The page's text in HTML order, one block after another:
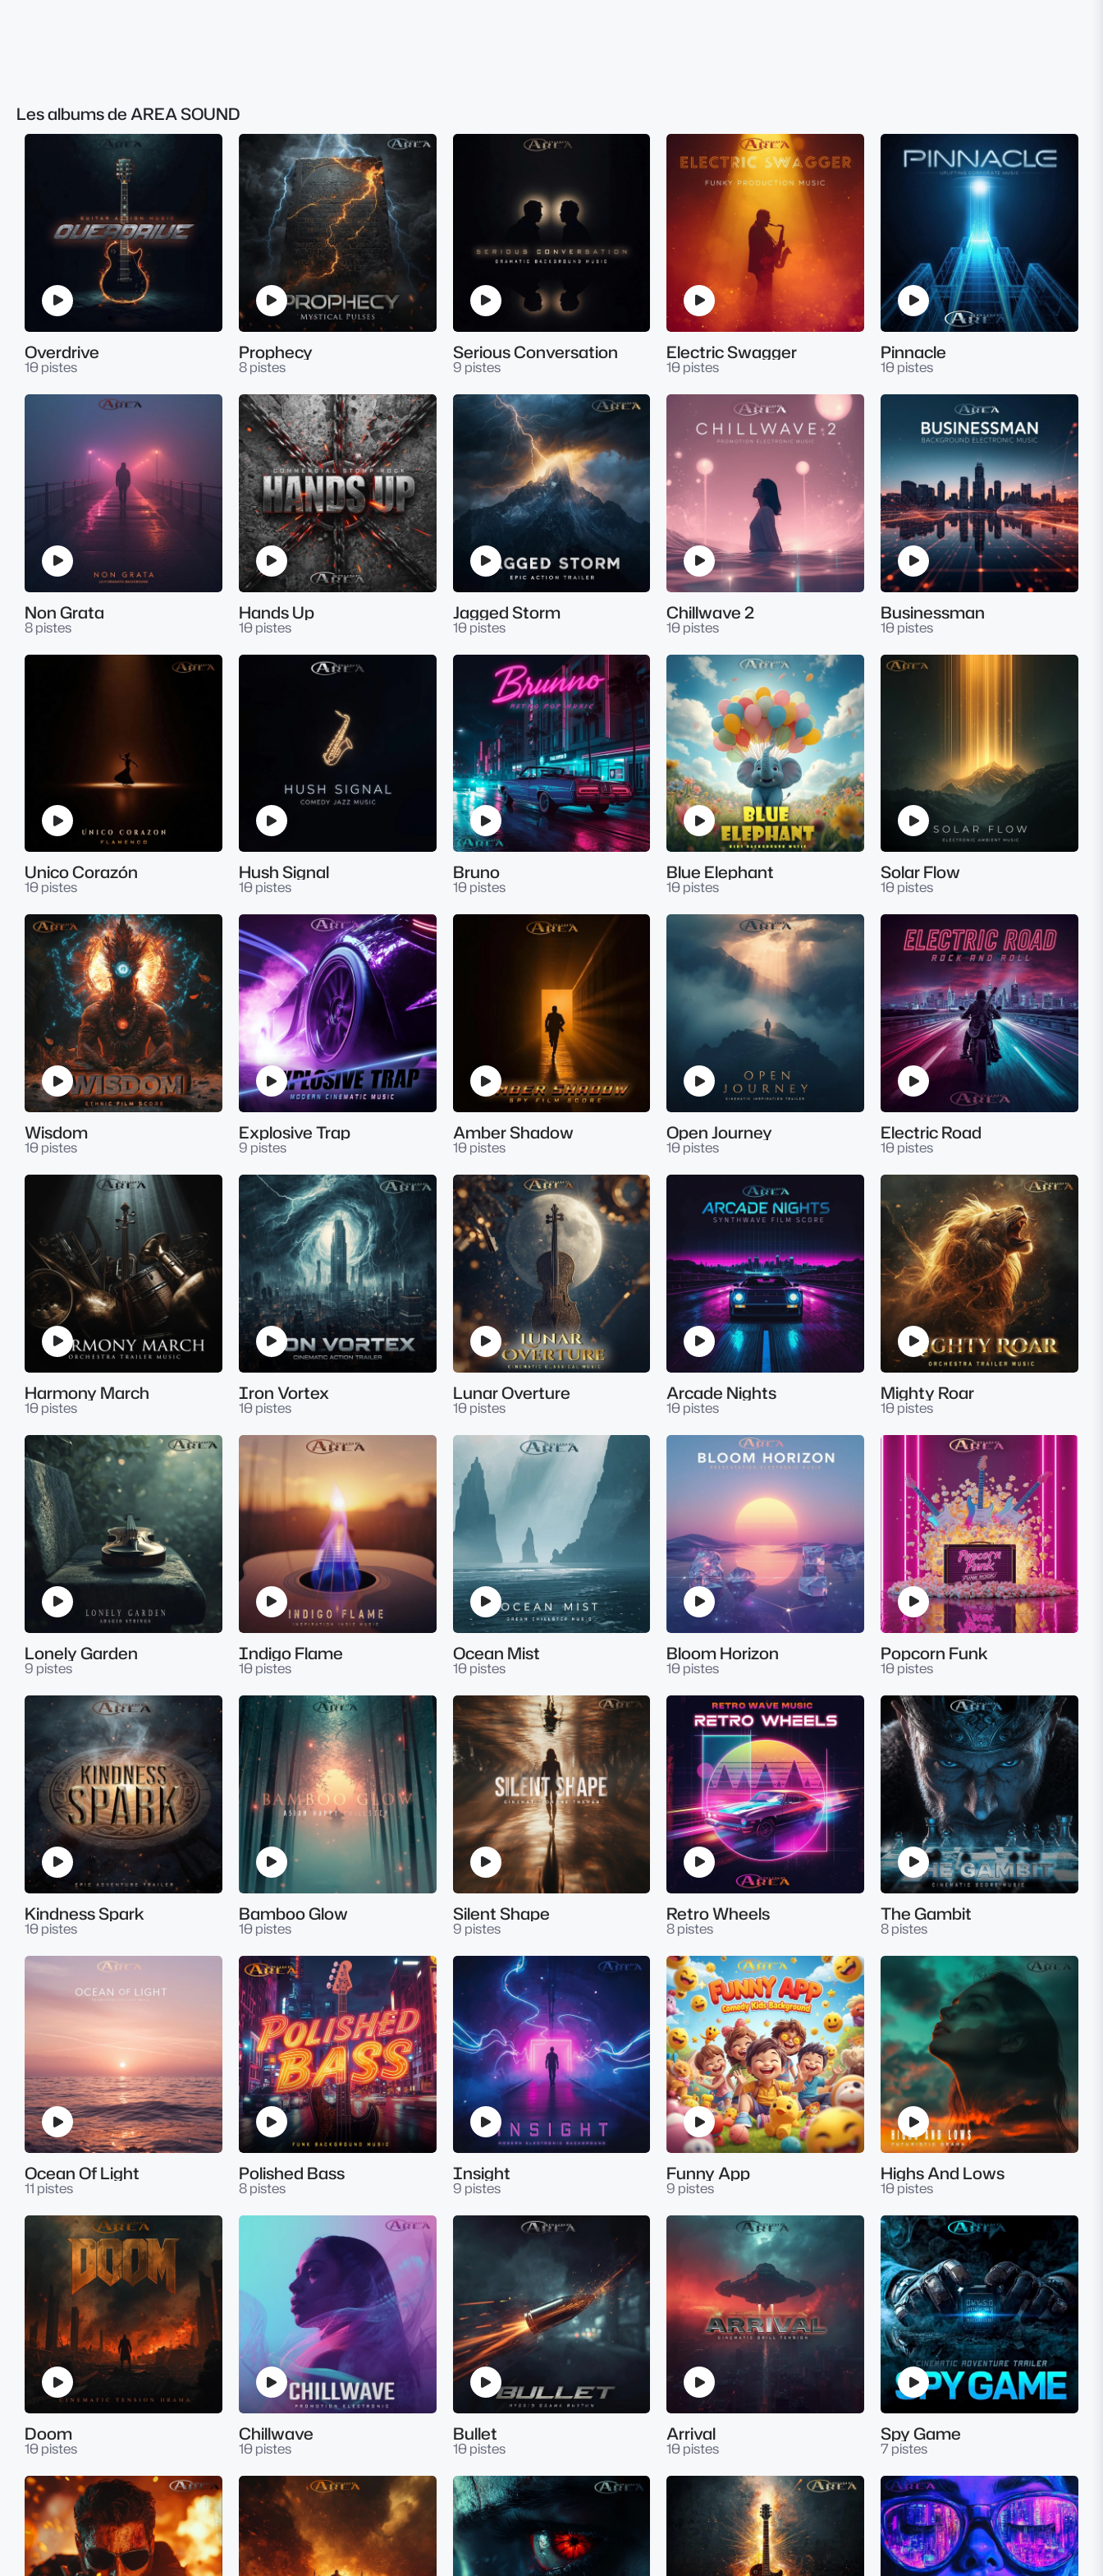
Les albums de AREA SOUND
Overdrive
10 pistes
Prophecy
8 pistes
Serious Conversation
9 pistes
Electric Swagger
10 pistes
Pinnacle
10 pistes
Non Grata
8 pistes
Hands Up
10 pistes
Jagged Storm
10 pistes
Chillwave 2
10 pistes
Businessman
10 pistes
Unico Corazón
10 pistes
Hush Signal
10 pistes
Bruno
10 pistes
Blue Elephant
10 pistes
Solar Flow
10 pistes
Wisdom
10 pistes
Explosive Trap
9 pistes
Amber Shadow
10 pistes
Open Journey
10 pistes
Electric Road
10 pistes
Harmony March
10 pistes
Iron Vortex
10 pistes
Lunar Overture
10 pistes
Arcade Nights
10 pistes
Mighty Roar
10 pistes
Lonely Garden
9 pistes
Indigo Flame
10 pistes
Ocean Mist
10 pistes
Bloom Horizon
10 pistes
Popcorn Funk
10 pistes
Kindness Spark
10 pistes
Bamboo Glow
10 pistes
Silent Shape
9 pistes
Retro Wheels
8 pistes
The Gambit
8 pistes
Ocean Of Light
11 pistes
Polished Bass
8 pistes
Insight
9 pistes
Funny App
9 pistes
Highs And Lows
10 pistes
Doom
10 pistes
Chillwave
10 pistes
Bullet
10 pistes
Arrival
10 pistes
Spy Game
7 pistes